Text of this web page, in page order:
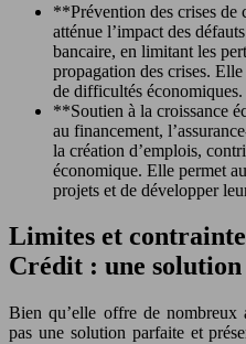
**Prévention des crises de
atténue l’impact des
bancaire, en limitant les
propagation des crises.
de difficultés économiques.
**Soutien à la croissance
au financement,
la création d’emplois,
économique. Elle permet
projets et de développer
Limites et
Crédit : une
Bien qu’elle offre de nombreux
pas une solution parfaite et